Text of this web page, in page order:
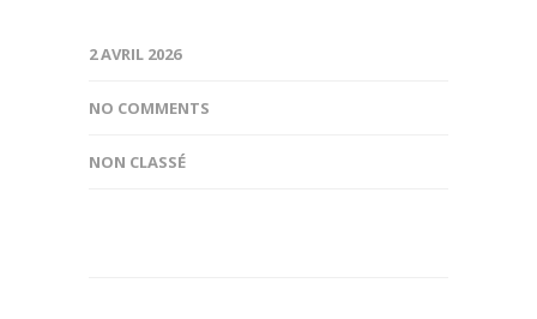
2 AVRIL 2026
NO COMMENTS
NON CLASSÉ